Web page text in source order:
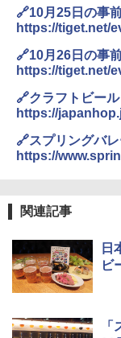
4
3
4
🔗10月25日の事
https://tiget.net/
🔗10月26日の事
https://tiget.net/
🔗クラフトビー
https://
🔗スプリングバ
https://
関連記事
日
ビ